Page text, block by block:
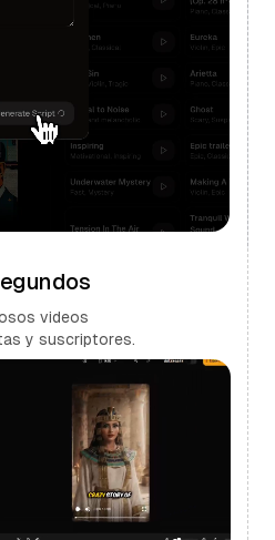
videos
y suscriptores.